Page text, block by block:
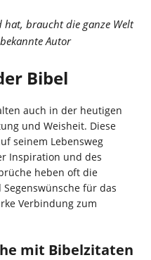
hat, braucht die ganze Welt
Autor
Bibel
auch in der heutigen
und Weisheit. Diese
seinem Lebensweg
Inspiration und des
heben oft die
für das
Verbindung zum
mit Bibelzitaten